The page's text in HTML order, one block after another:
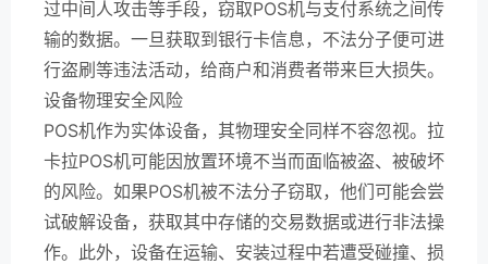
过中间人攻击等手段，窃取POS机与支付系统之间传
输的数据。一旦获取到银行卡信息，不法分子便可进
行盗刷等违法活动，给商户和消费者带来巨大损失。
设备物理安全风险
POS机作为实体设备，其物理安全同样不容忽视。拉
卡拉POS机可能因放置环境不当而面临被盗、被破坏
的风险。如果POS机被不法分子窃取，他们可能会尝
试破解设备，获取其中存储的交易数据或进行非法操
作。此外，设备在运输、安装过程中若遭受碰撞、损